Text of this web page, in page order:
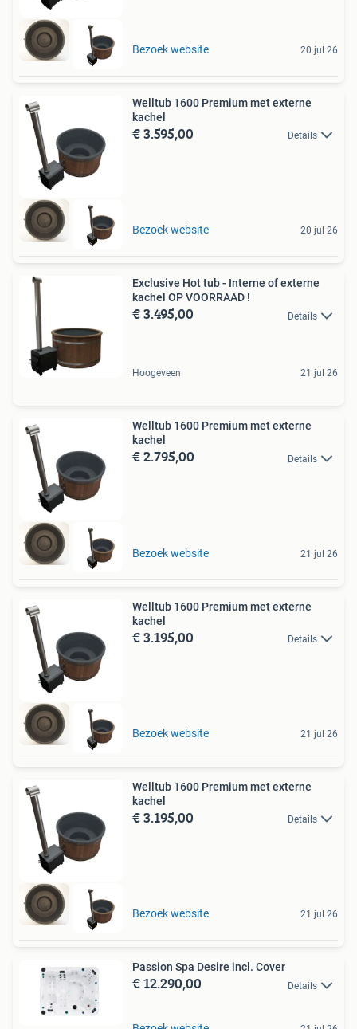
Bezoek website 20 jul 26
Welltub 1600 Premium met externe
kachel
€ 3.595,00 Details
Bezoek website 20 jul 26
Exclusive Hot tub - Interne of externe
kachel OP VOORRAAD !
€ 3.495,00 Details
Hoogeveen 21 jul 26
Welltub 1600 Premium met externe
kachel
€ 2.795,00 Details
Bezoek website 21 jul 26
Welltub 1600 Premium met externe
kachel
€ 3.195,00 Details
Bezoek website 21 jul 26
Welltub 1600 Premium met externe
kachel
€ 3.195,00 Details
Bezoek website 21 jul 26
Passion Spa Desire incl. Cover
€ 12.290,00 Details